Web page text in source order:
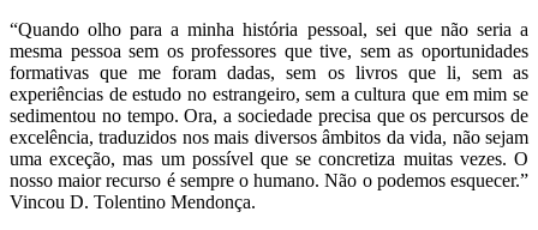
“Quando olho para a minha história pessoal, sei que não seria a
mesma pessoa sem os professores que tive, sem as oportunidades
formativas que me foram dadas, sem os livros que li, sem as
experiências de estudo no estrangeiro, sem a cultura que em mim se
sedimentou no tempo. Ora, a sociedade precisa que os percursos de
excelência, traduzidos nos mais diversos âmbitos da vida, não sejam
uma exceção, mas um possível que se concretiza muitas vezes. O
nosso maior recurso é sempre o humano. Não o podemos esquecer.”
Vincou D. Tolentino Mendonça.